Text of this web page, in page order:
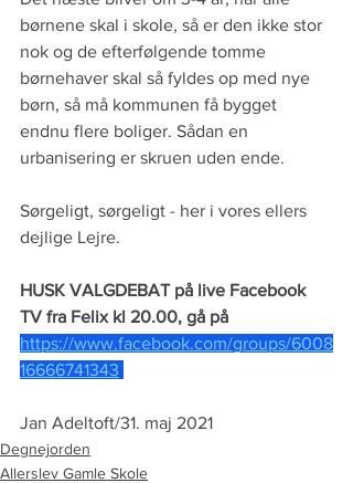
børnene skal i skole, så er den ikke stor
nok og de efterfølgende tomme
børnehaver skal så fyldes op med nye
børn, så må kommunen få bygget
endnu flere boliger. Sådan en
urbanisering er skruen uden ende.
Sørgeligt, sørgeligt - her i vores ellers
dejlige Lejre.
HUSK VALGDEBAT på live Facebook
TV fra Felix kl 20.00, gå på
https://www.facebook.com/groups/6008
16666741343
Jan Adeltoft/31. maj 2021
Degnejorden
Allerslev Gamle Skole